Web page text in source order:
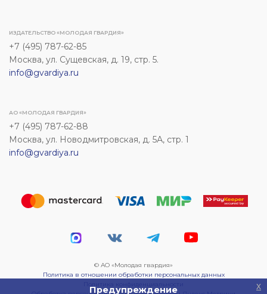
ИЗДАТЕЛЬСТВО «МОЛОДАЯ ГВАРДИЯ»
+7 (495) 787-62-85
Москва, ул. Сущевская, д. 19, стр. 5.
info@gvardiya.ru
АО «МОЛОДАЯ ГВАРДИЯ»
+7 (495) 787-62-88
Москва, ул. Новодмитровская, д. 5А, стр. 1
info@gvardiya.ru
© АО «Молодая гвардия»
Политика в отношении обработки персональных данных
Предупреждение x